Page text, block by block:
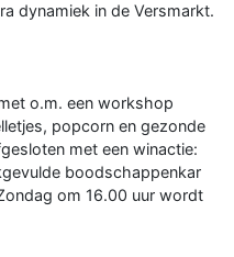
dynamiek in de Versmarkt.
o.m. een workshop
popcorn en gezonde
met een winactie:
boodschappenkar
om 16.00 uur wordt